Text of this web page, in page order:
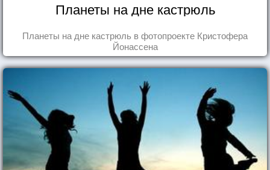
Планеты на дне кастрюль
Планеты на дне кастрюль в фотопроекте Кристофера
Йонассена